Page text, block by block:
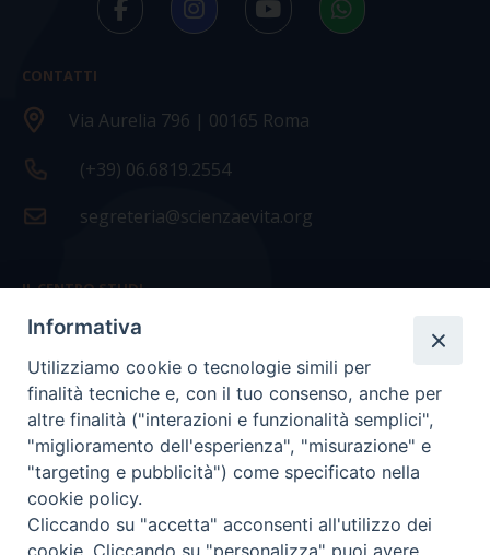
CONTATTI
Via Aurelia 796 | 00165 Roma
(+39) 06.6819.2554
segreteria@scienzaevita.org
IL CENTRO STUDI
La nostra storia
Statuto
Presidenza e ufficio presidenza
Consiglio scientifico
Coordinamento nazionale
Informativa
Utilizziamo cookie o tecnologie simili per
finalità tecniche e, con il tuo consenso, anche per
altre finalità ("interazioni e funzionalità semplici",
"miglioramento dell'esperienza", "misurazione" e
"targeting e pubblicità") come specificato nella
cookie policy.
Cliccando su "accetta" acconsenti all'utilizzo dei